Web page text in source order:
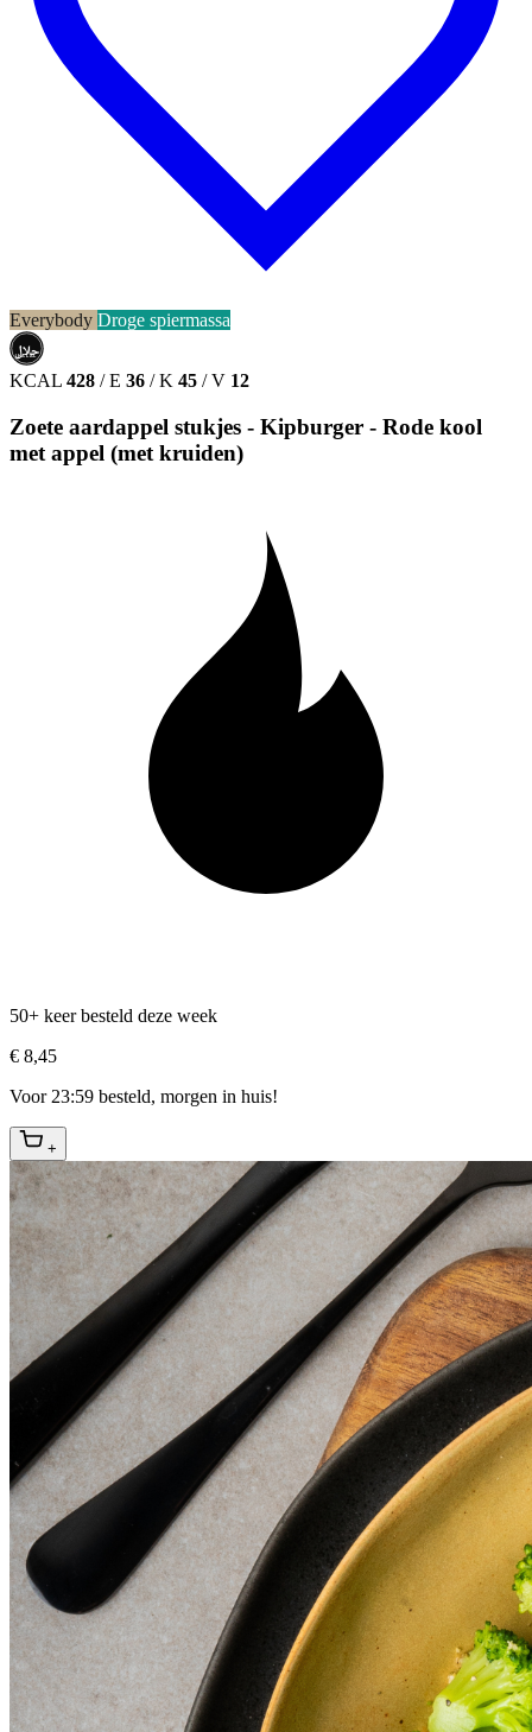
Everybody Droge spiermassa
حلال
HALAL
KCAL 428 / E 36 / K 45 / V 12
Zoete aardappel stukjes - Kipburger - Rode kool
met appel (met kruiden)
50+ keer besteld deze week
€ 8,45
Voor 23:59 besteld, morgen in huis!
+